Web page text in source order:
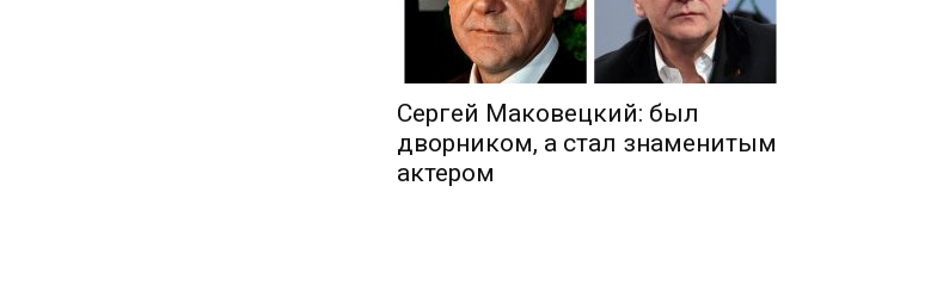
Сергей Маковецкий: был
дворником, а стал знаменитым
актером